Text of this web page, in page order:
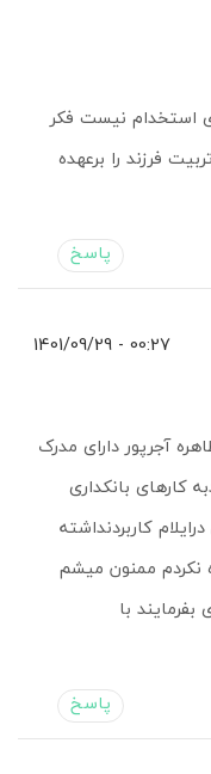
استخدام نیست فکر
فرزند را برعهده
پاسخ
00:27 - 1401/09/29
آجرپور دارای مدرک
کارهای بانکداری
کاربردنداشته
نکردم ممنون میشم
با
پاسخ